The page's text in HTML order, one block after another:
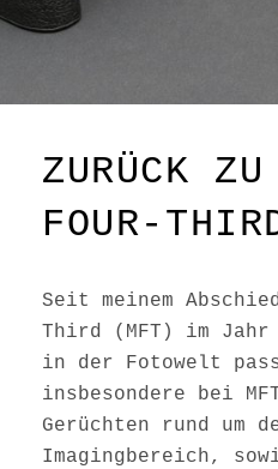
ZURÜCK
FOUR-
Seit meinem
Third (MFT) im
in der Fotowelt
insbesondere bei
Gerüchten rund um
Imagingbereich,